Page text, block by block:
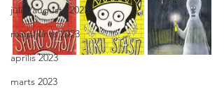
jūlijs/augusts 2023
maijs/jūnijs 2023
aprīlis 2023
marts 2023